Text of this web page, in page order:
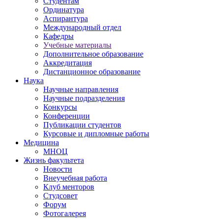
Ординатура
Аспирантура
Международный отдел
Кафедры
Учебные материалы
Дополнительное образование
Аккредитация
Дистанционное образование
Наука
Научные направления
Научные подразделения
Конкурсы
Конференции
Публикации студентов
Курсовые и дипломные работы
Медицина
МНОЦ
Жизнь факультета
Новости
Внеучебная работа
Клуб менторов
Студсовет
Форум
Фотогалерея